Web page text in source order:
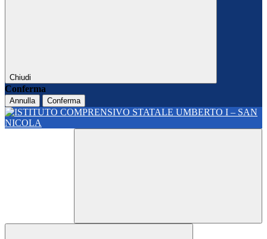
Chiudi
Conferma
Annulla Conferma